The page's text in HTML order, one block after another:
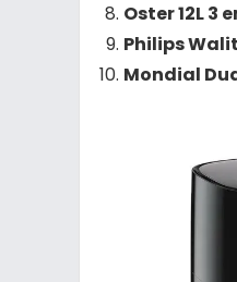
Oster 12L 3
Philips
Mondial